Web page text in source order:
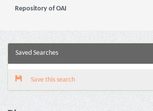
Repository of OAI
Saved Searches
Save this search